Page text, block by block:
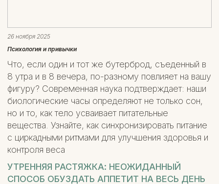
26 ноября 2025
Психология и привычки
Что, если один и тот же бутерброд, съеденный в
8 утра и в 8 вечера, по-разному повлияет на вашу
фигуру? Современная наука подтверждает: наши
биологические часы определяют не только сон,
но и то, как тело усваивает питательные
вещества. Узнайте, как синхронизировать питание
с циркадными ритмами для улучшения здоровья и
контроля веса
УТРЕННЯЯ РАСТЯЖКА: НЕОЖИДАННЫЙ
СПОСОБ ОБУЗДАТЬ АППЕТИТ НА ВЕСЬ ДЕНЬ